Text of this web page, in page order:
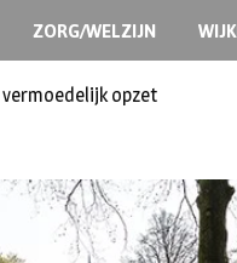
ZORG/WELZIJN
opzet